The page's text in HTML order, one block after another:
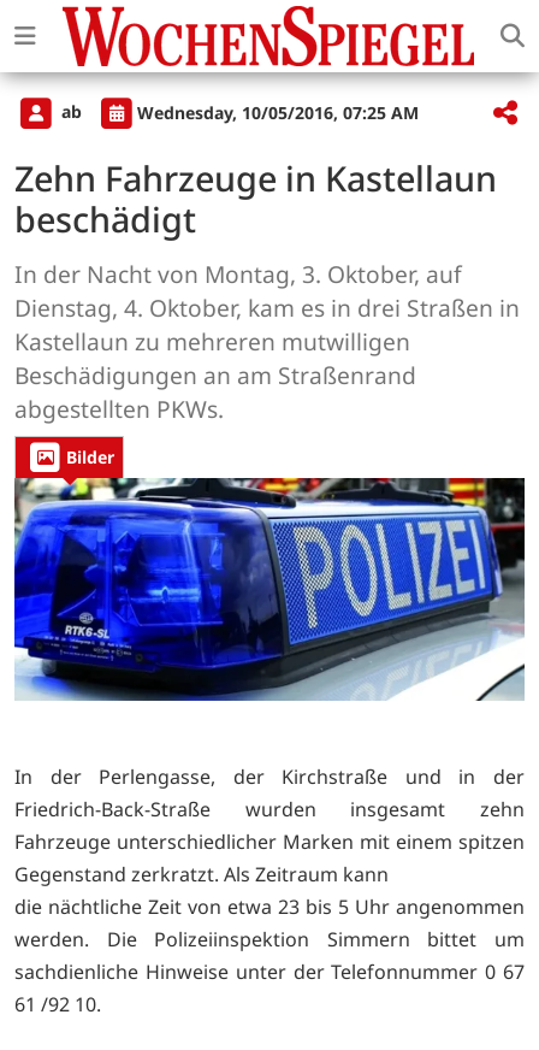
ab Wednesday, 10/05/2016, 07:25 AM
Zehn Fahrzeuge in Kastellaun
beschädigt
In der Nacht von Montag, 3. Oktober, auf
Dienstag, 4. Oktober, kam es in drei Straßen in
Kastellaun zu mehreren mutwilligen
Beschädigungen an am Straßenrand
abgestellten PKWs.
Bilder
In der Perlengasse, der Kirchstraße und in der
Friedrich-Back-Straße wurden insgesamt zehn
Fahrzeuge unterschiedlicher Marken mit einem spitzen
Gegenstand zerkratzt. Als Zeitraum kann
die nächtliche Zeit von etwa 23 bis 5 Uhr angenommen
werden. Die Polizeiinspektion Simmern bittet um
sachdienliche Hinweise unter der Telefonnummer 0 67
61 /92 10.